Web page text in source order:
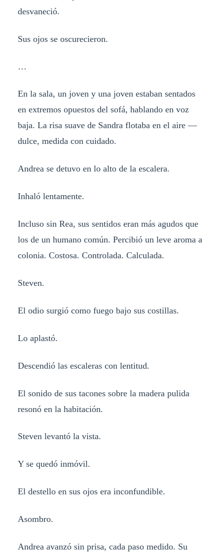
desvaneció.
Sus ojos se oscurecieron.
…
En la sala, un joven y una joven estaban sentados
en extremos opuestos del sofá, hablando en voz
baja. La risa suave de Sandra flotaba en el aire —
dulce, medida con cuidado.
Andrea se detuvo en lo alto de la escalera.
Inhaló lentamente.
Incluso sin Rea, sus sentidos eran más agudos que
los de un humano común. Percibió un leve aroma a
colonia. Costosa. Controlada. Calculada.
Steven.
El odio surgió como fuego bajo sus costillas.
Lo aplastó.
Descendió las escaleras con lentitud.
El sonido de sus tacones sobre la madera pulida
resonó en la habitación.
Steven levantó la vista.
Y se quedó inmóvil.
El destello en sus ojos era inconfundible.
Asombro.
Andrea avanzó sin prisa, cada paso medido. Su